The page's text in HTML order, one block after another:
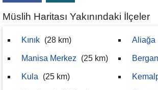
Müslih Haritası Yakınındaki İlçeler
Kınık (28 km)
Manisa Merkez (25 km)
Kula (25 km)
Aliağa